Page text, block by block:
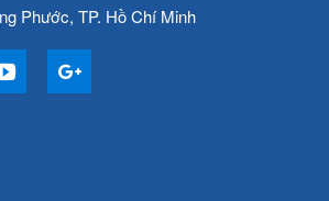
Phước, TP. Hồ Chí Minh